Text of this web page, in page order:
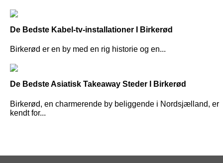
De Bedste Kabel-tv-installationer I Birkerød
Birkerød er en by med en rig historie og en...
De Bedste Asiatisk Takeaway Steder I Birkerød
Birkerød, en charmerende by beliggende i Nordsjælland, er
kendt for...